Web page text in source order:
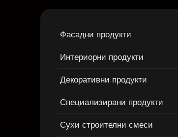
Фасадни продукти
Интериорни продукти
Декоративни продукти
Специализирани продукти
Сухи строителни смеси